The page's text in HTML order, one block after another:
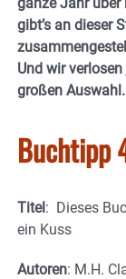
gibt’s an dieser
Und wir
großen
Buchtipp
Titel: Dieses
ein Kuss
Autoren: M.H.